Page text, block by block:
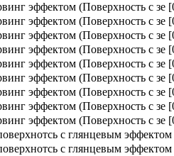
эффектом (Поверхность с зе
эффектом (Поверхность с зе
эффектом (Поверхность с зе
эффектом (Поверхность с зе
эффектом (Поверхность с зе
эффектом (Поверхность с зе
эффектом (Поверхность с зе
эффектом (Поверхность с зе
эффектом (Поверхность с зе
с глянцевым эффектом
с глянцевым эффектом